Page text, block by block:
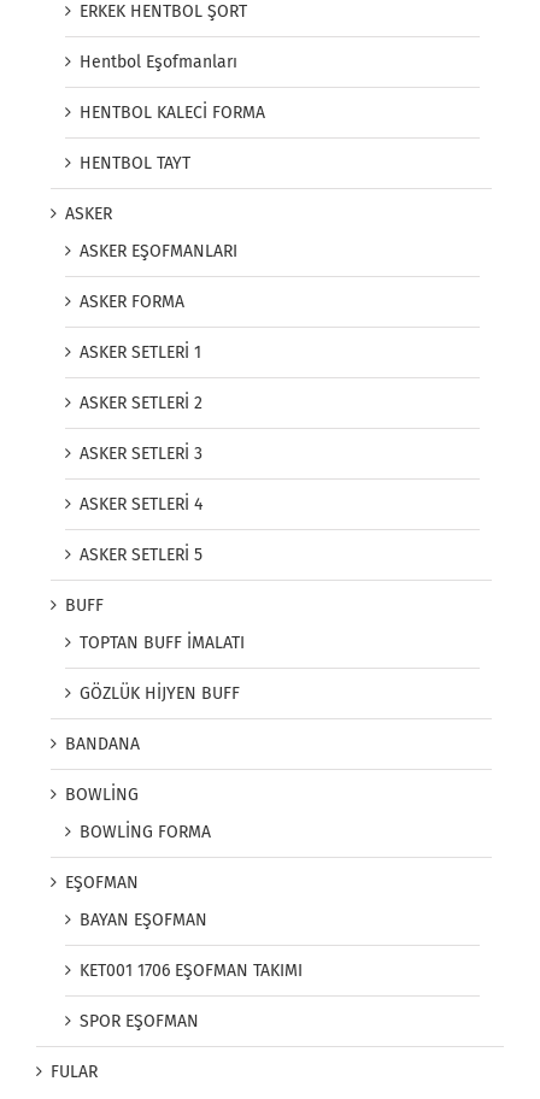
ERKEK HENTBOL ŞORT
Hentbol Eşofmanları
HENTBOL KALECİ FORMA
HENTBOL TAYT
ASKER
ASKER EŞOFMANLARI
ASKER FORMA
ASKER SETLERİ 1
ASKER SETLERİ 2
ASKER SETLERİ 3
ASKER SETLERİ 4
ASKER SETLERİ 5
BUFF
TOPTAN BUFF İMALATI
GÖZLÜK HİJYEN BUFF
BANDANA
BOWLİNG
BOWLİNG FORMA
EŞOFMAN
BAYAN EŞOFMAN
KET001 1706 EŞOFMAN TAKIMI
SPOR EŞOFMAN
FULAR